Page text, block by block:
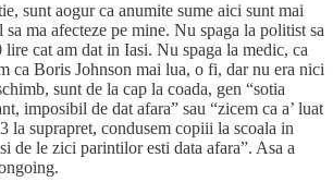
sunt aogur ca anumite sume aici sunt mai
sa ma afecteze pe mine. Nu spaga la politist sa
cat am dat in Iasi. Nu spaga la medic, ca
ca Boris Johnson mai lua, o fi, dar nu era nici
sunt de la cap la coada, gen “sotia
imposibil de dat afara” sau “zicem ca a’ luat
la suprapret, condusem copiii la scoala in
de le zici parintilor esti data afara”. Asa a